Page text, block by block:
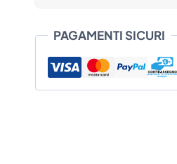
PAGAMENTI SICURI